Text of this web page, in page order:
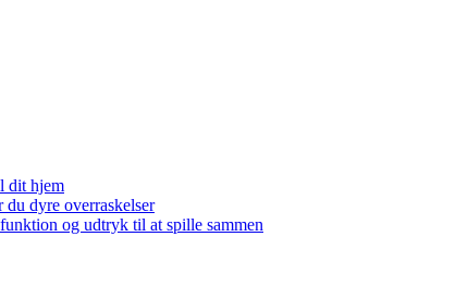
dit hjem
dyre overraskelser
og udtryk til at spille sammen